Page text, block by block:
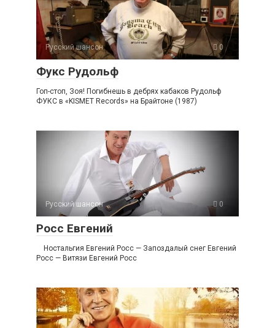
Русский шансон 0
Фукс Рудольф
Гоп-стоп, Зоя! Погибнешь в дебрях кабаков Рудольф
ФУКС в «KISMET Records» на Брайтоне (1987)
Русский шансон 0
Росс Евгений
Ностальгия Евгений Росс — Запоздалый снег Евгений
Росс — Витязи Евгений Росс